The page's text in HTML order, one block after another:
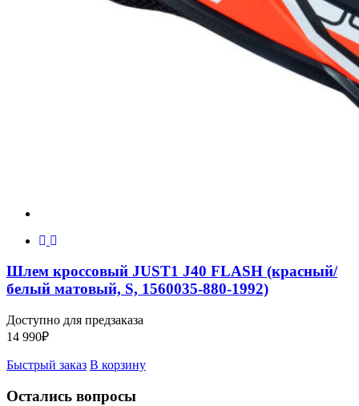
Шлем кроссовый JUST1 J40 FLASH (красный/
белый матовый, S, 1560035-880-1992)
Доступно для предзаказа
14 990₽
Быстрый заказ В корзину
Остались вопросы